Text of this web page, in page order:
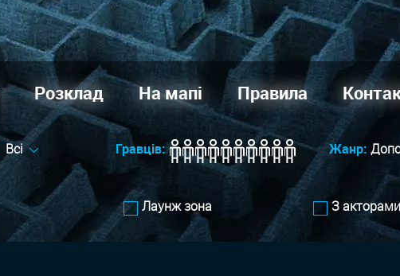
Розклад На мапі Правила
Всі Гравців: Жанр:
Лаунж зона З акторами